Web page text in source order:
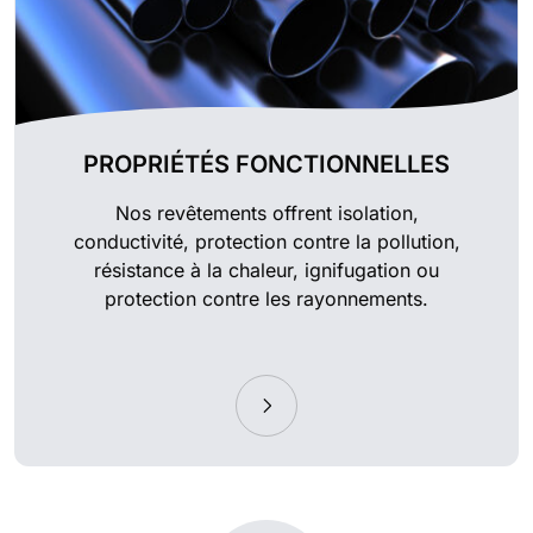
PROPRIÉTÉS FONCTIONNELLES
Nos revêtements offrent isolation,
conductivité, protection contre la pollution,
résistance à la chaleur, ignifugation ou
protection contre les rayonnements.